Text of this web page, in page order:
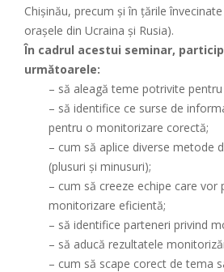
Chișinău, precum și în țările
orașele din Ucraina și Rusia).
În cadrul acestui seminar,
următoarele:
– să aleagă teme potrivite
– să identifice ce surse de
pentru o monitorizare corectă;
– cum să aplice diverse metode
(plusuri și minusuri);
– cum să creeze echipe care vor
monitorizare eficientă;
– să identifice parteneri privind
– să aducă rezultatele
– cum să scape corect de tema